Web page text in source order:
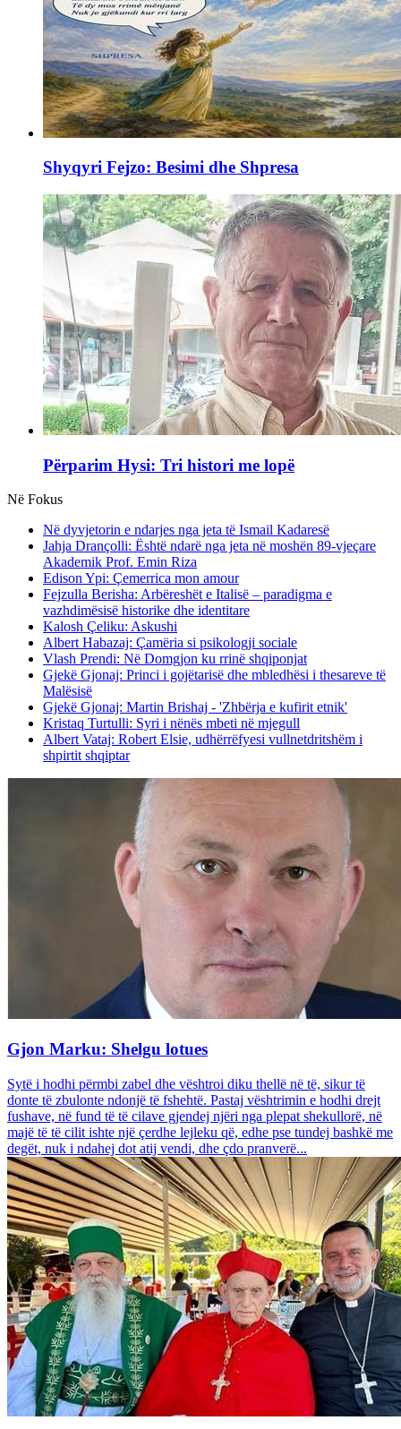
Shyqyri Fejzo: Besimi dhe Shpresa
Përparim Hysi: Tri histori me lopë
Në Fokus
Në dyvjetorin e ndarjes nga jeta të Ismail Kadaresë
Jahja Drançolli: Është ndarë nga jeta në moshën 89-vjeçare
Akademik Prof. Emin Riza
Edison Ypi: Çemerrica mon amour
Fejzulla Berisha: Arbëreshët e Italisë – paradigma e
vazhdimësisë historike dhe identitare
Kalosh Çeliku: Askushi
Albert Habazaj: Çamëria si psikologji sociale
Vlash Prendi: Në Domgjon ku rrinë shqiponjat
Gjekë Gjonaj: Princi i gojëtarisë dhe mbledhësi i thesareve të
Malësisë
Gjekë Gjonaj: Martin Brishaj - 'Zhbërja e kufirit etnik'
Kristaq Turtulli: Syri i nënës mbeti në mjegull
Albert Vataj: Robert Elsie, udhërrëfyesi vullnetdritshëm i
shpirtit shqiptar
Gjon Marku: Shelgu lotues
Sytë i hodhi përmbi zabel dhe vështroi diku thellë në të, sikur të
donte të zbulonte ndonjë të fshehtë. Pastaj vështrimin e hodhi drejt
fushave, në fund të të cilave gjendej njëri nga plepat shekullorë, në
majë të të cilit ishte një çerdhe lejleku që, edhe pse tundej bashkë me
degët, nuk i ndahej dot atij vendi, dhe çdo pranverë...